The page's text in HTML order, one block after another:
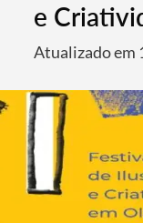
e
Atualizado em